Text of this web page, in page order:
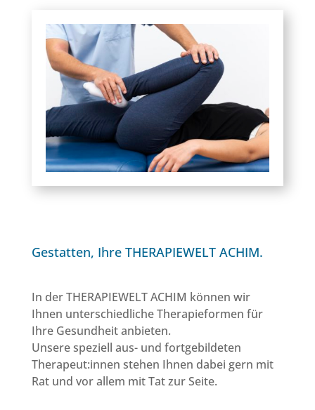
Gestatten, Ihre THERAPIEWELT ACHIM.
In der THERAPIEWELT ACHIM können wir
Ihnen unterschiedliche Therapieformen für
Ihre Gesundheit anbieten.
Unsere speziell aus- und fortgebildeten
Therapeut:innen stehen Ihnen dabei gern mit
Rat und vor allem mit Tat zur Seite.